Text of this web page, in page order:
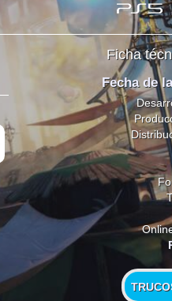
Ficha
Fecha de